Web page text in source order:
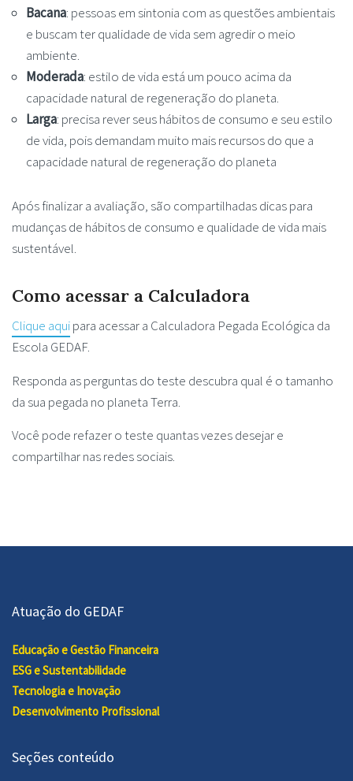
Bacana: pessoas em sintonia com as questões ambientais
e buscam ter qualidade de vida sem agredir o meio
ambiente.
Moderada: estilo de vida está um pouco acima da
capacidade natural de regeneração do planeta.
Larga: precisa rever seus hábitos de consumo e seu estilo
de vida, pois demandam muito mais recursos do que a
capacidade natural de regeneração do planeta
Após finalizar a avaliação, são compartilhadas dicas para
mudanças de hábitos de consumo e qualidade de vida mais
sustentável.
Como acessar a Calculadora
Clique aquipara acessar a Calculadora Pegada Ecológica da
Escola GEDAF.
Responda as perguntas do teste descubra qual é o tamanho
da sua pegada no planeta Terra.
Você pode refazer o teste quantas vezes desejar e
compartilhar nas redes sociais.
Atuação do GEDAF
Educação e Gestão Financeira
ESG e Sustentabilidade
Tecnologia e Inovação
Desenvolvimento Profissional
Seções conteúdo